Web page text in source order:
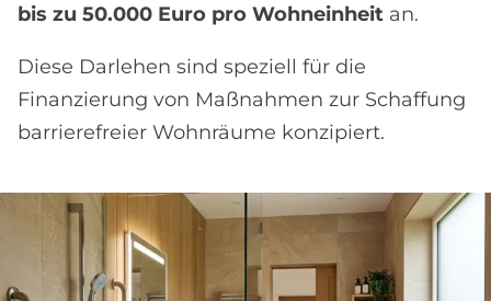
bis zu 50.000 Euro pro Wohneinheit an.
Diese Darlehen sind speziell für die
Finanzierung von Maßnahmen zur Schaffung
barrierefreier Wohnräume konzipiert.